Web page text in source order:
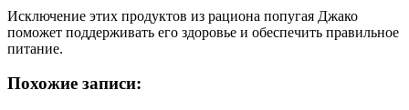
Исключение этих продуктов из рациона попугая Джако
поможет поддерживать его здоровье и обеспечить правильное
питание.
Похожие записи: